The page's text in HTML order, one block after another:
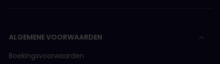
ALGEMENE VOORWAARDEN
Boekingsvoorwaarden